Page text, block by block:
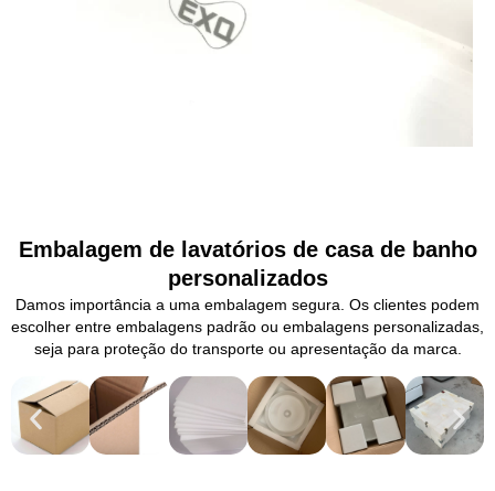
Embalagem de lavatórios de casa de banho
personalizados
Damos importância a uma embalagem segura. Os clientes podem
escolher entre embalagens padrão ou embalagens personalizadas,
seja para proteção do transporte ou apresentação da marca.